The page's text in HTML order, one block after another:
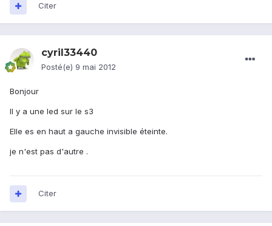
Citer
cyril33440
Posté(e) 9 mai 2012
Bonjour
Il y a une led sur le s3
Elle es en haut a gauche invisible éteinte.
je n'est pas d'autre .
Citer